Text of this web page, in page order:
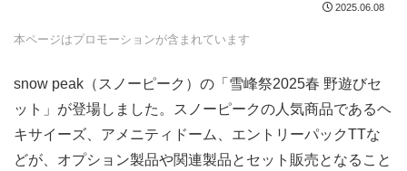
2025.06.08
本ページはプロモーションが含まれています
snow peak（スノーピーク）の「雪峰祭2025春 野遊びセ
ット」が登場しました。スノーピークの人気商品であるヘ
キサイーズ、アメニティドーム、エントリーパックTTな
どが、オプション製品や関連製品とセット販売となること